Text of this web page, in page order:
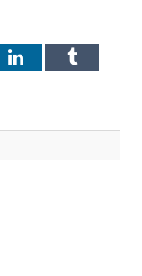
LinkedInTumblr